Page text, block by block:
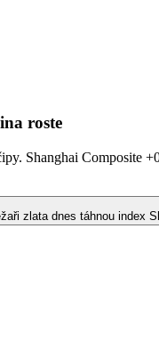
roste
Shanghai Composite
zlata dnes táhnou index